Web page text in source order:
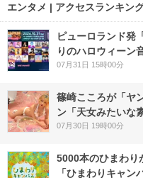
エンタメ | アクセスランキン
ピューロランド発
りのハロウィーン
07月31日 15時00分
篠崎こころが「ヤ
ン「天女みたいな
07月30日 19時00分
5000本のひまわり
「ひまわりキャン